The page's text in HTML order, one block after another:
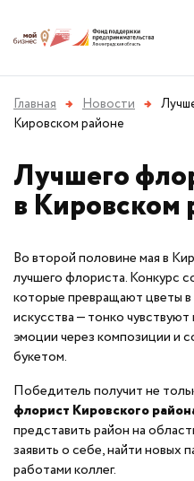
Главная → Новости →
Кировском районе
Лучшего
в Кировском
Во второй половине мая в
лучшего флориста. Конкурс
которые превращают цветы
искусства — тонко
эмоции через композиции и
букетом.
Победитель получит не
флорист Кировского
представить район на
заявить о себе, найти новых
работами коллег.